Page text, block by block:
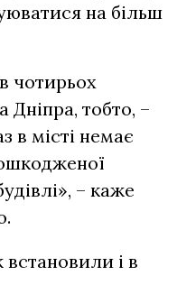
на більш
чотирьох
Дніпра, тобто, –
в місті немає
– каже
і в